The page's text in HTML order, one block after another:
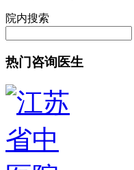
院内搜索
热门咨询医生